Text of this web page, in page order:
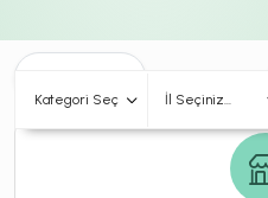
Kategori Seç